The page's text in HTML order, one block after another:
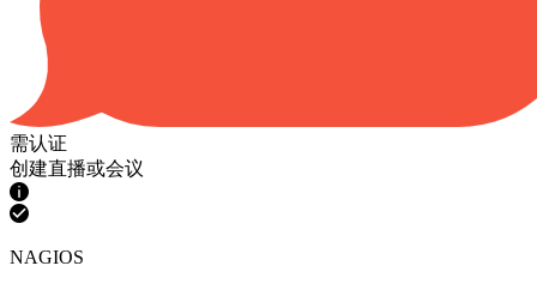
需认证
创建直播或会议
NAGIOS